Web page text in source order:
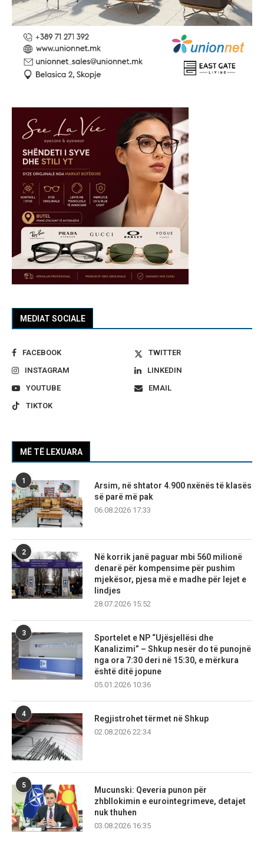
MEDIAT SOCIALE
FACEBOOK
TWITTER
INSTAGRAM
LINKEDIN
YOUTUBE
EMAIL
TIKTOK
MË TË LEXUARA
1
Arsim, në shtator 4.900 nxënës të klasës
së parë më pak
06.08.2026 17:33
2
Në korrik janë paguar mbi 560 milionë
denarë për kompensime për pushim
mjekësor, pjesa më e madhe për lejet e
lindjes
28.07.2026 15:52
3
Sportelet e NP “Ujësjellësi dhe
Kanalizimi” – Shkup nesër do të punojnë
nga ora 7:30 deri në 15:30, e mërkura
është ditë jopune
05.01.2026 10:36
4
Regjistrohet tërmet në Shkup
02.08.2026 22:34
5
Mucunski: Qeveria punon për
zhbllokimin e eurointegrimeve, detajet
nuk thuhen
03.08.2026 16:35